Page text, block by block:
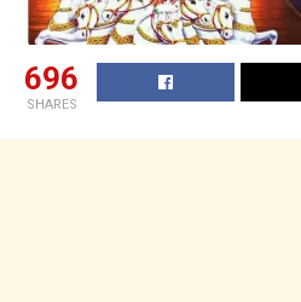
696
SHARES